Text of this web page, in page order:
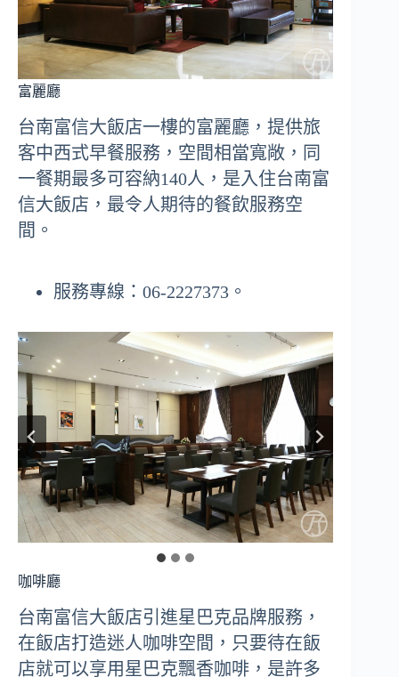
富麗廳
台南富信大飯店一樓的富麗廳，提供旅
客中西式早餐服務，空間相當寬敞，同
一餐期最多可容納140人，是入住台南富
信大飯店，最令人期待的餐飲服務空
間。
服務專線：06-2227373。
咖啡廳
台南富信大飯店引進星巴克品牌服務，
在飯店打造迷人咖啡空間，只要待在飯
店就可以享用星巴克飄香咖啡，是許多